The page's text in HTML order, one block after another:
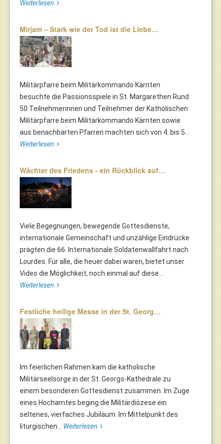
Weiterlesen
Mirjam – Stark wie der Tod ist die Liebe…
Militärpfarre beim Militärkommando Kärnten
besuchte die Passionsspiele in St. Margarethen Rund
50 Teilnehmerinnen und Teilnehmer der Katholischen
Militärpfarre beim Militärkommando Kärnten sowie
aus benachbarten Pfarren machten sich von 4. bis 5...
Weiterlesen
Wächter des Friedens - ein Rückblick auf…
Viele Begegnungen, bewegende Gottesdienste,
internationale Gemeinschaft und unzählige Eindrücke
prägten die 66. Internationale Soldatenwallfahrt nach
Lourdes. Für alle, die heuer dabei waren, bietet unser
Video die Möglichkeit, noch einmal auf diese...
Weiterlesen
Festliche heilige Messe in der St. Georg…
Im feierlichen Rahmen kam die katholische
Militärseelsorge in der St. Georgs-Kathedrale zu
einem besonderen Gottesdienst zusammen. Im Zuge
eines Hochamtes beging die Militärdiözese ein
seltenes, vierfaches Jubiläum. Im Mittelpunkt des
liturgischen... Weiterlesen